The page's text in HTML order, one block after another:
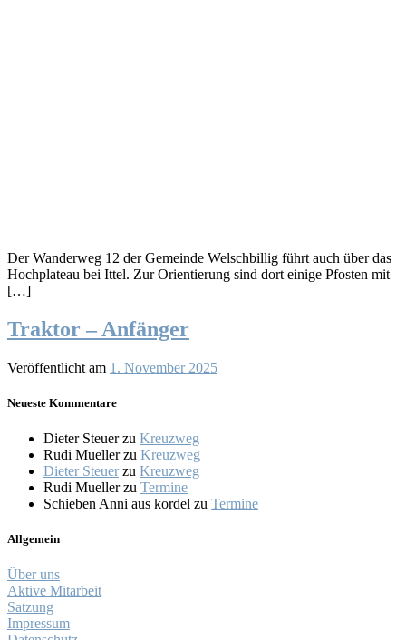
Der Wanderweg 12 der Gemeinde Welschbillig führt auch über das
Hochplateau bei Ittel. Zur Orientierung sind dort einige Pfosten mit
[…]
Traktor – Anfänger
Veröffentlicht am 1. November 2025
Neueste Kommentare
Dieter Steuerzu Kreuzweg
Rudi Muellerzu Kreuzweg
Dieter Steuerzu Kreuzweg
Rudi Muellerzu Termine
Schieben Anni aus kordel zu Termine
Allgemein
Über uns
Aktive Mitarbeit
Satzung
Impressum